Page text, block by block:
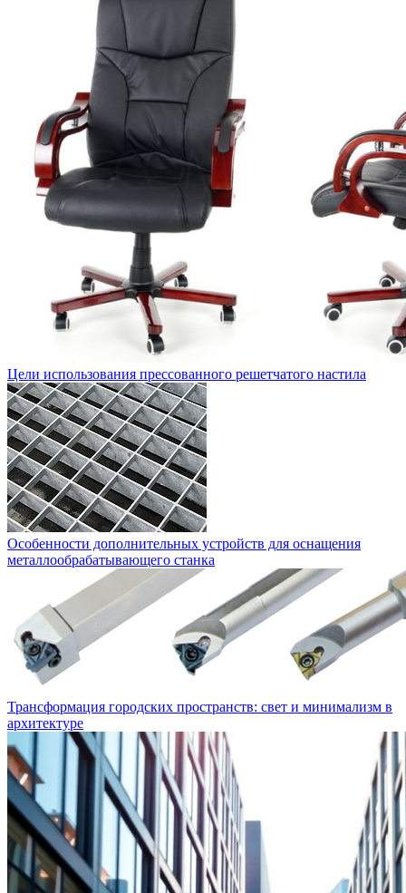
Цели использования прессованного решетчатого настила
Особенности дополнительных устройств для оснащения
металлообрабатывающего станка
Трансформация городских пространств: свет и минимализм в
архитектуре